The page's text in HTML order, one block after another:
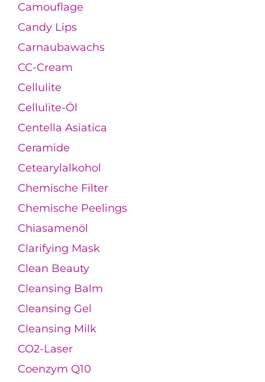
Camouflage
Candy Lips
Carnaubawachs
CC-Cream
Cellulite
Cellulite-Öl
Centella Asiatica
Ceramide
Cetearylalkohol
Chemische Filter
Chemische Peelings
Chiasamenöl
Clarifying Mask
Clean Beauty
Cleansing Balm
Cleansing Gel
Cleansing Milk
CO2-Laser
Coenzym Q10